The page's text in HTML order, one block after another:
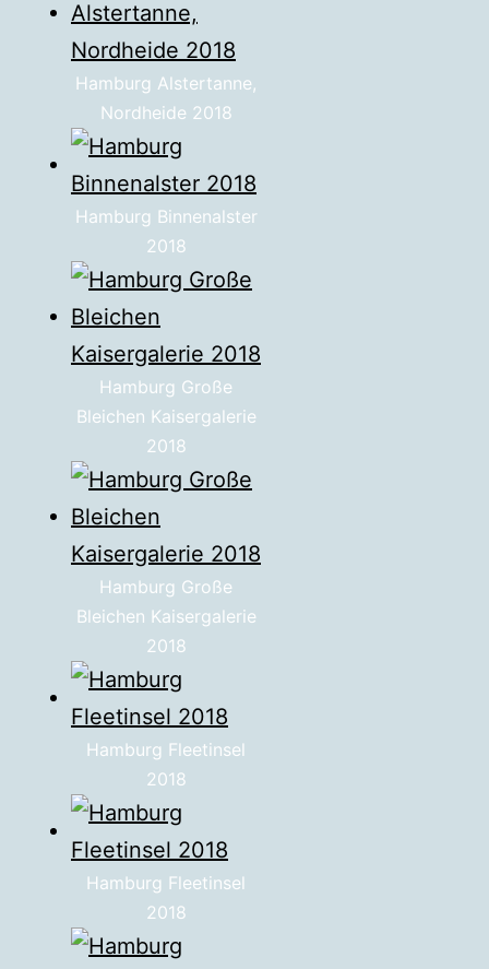
Hamburg Alstertanne,
Nordheide 2018
Hamburg Binnenalster
2018
Hamburg Große
Bleichen Kaisergalerie
2018
Hamburg Große
Bleichen Kaisergalerie
2018
Hamburg Fleetinsel
2018
Hamburg Fleetinsel
2018